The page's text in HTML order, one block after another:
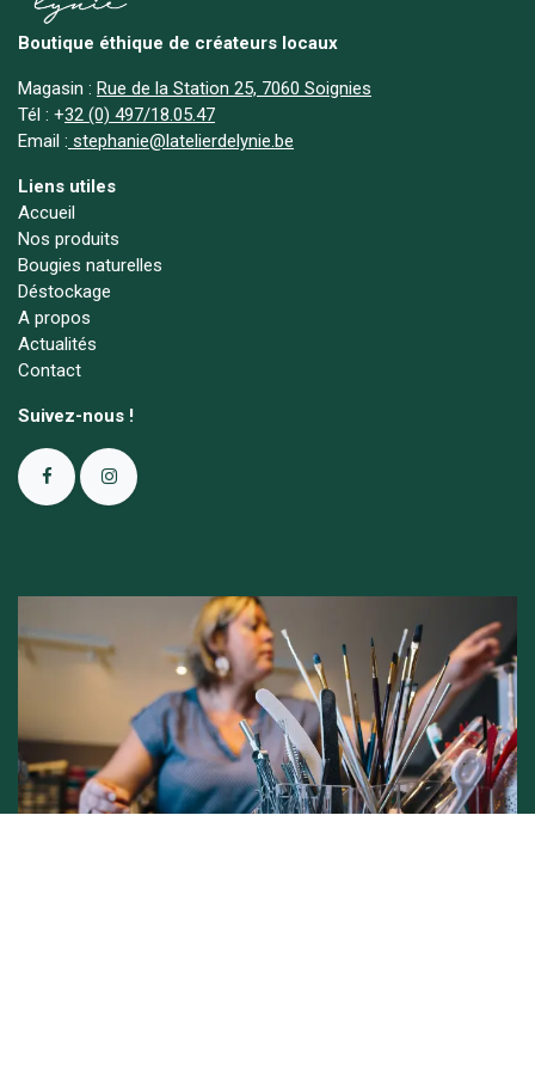
Boutique éthique de créateurs locaux
Magasin : Rue de la Station 25, 7060 Soignies
Tél : +32 (0) 497/18.05.47
Email : stephanie@latelierdelynie.be
Liens utiles
Accueil
Nos produits
Bougies naturelles
Déstockage
A propos
Actualités
Contact
Suivez-nous !